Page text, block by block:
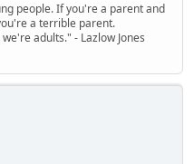
people. If you're a parent and
a terrible parent.
adults." - Lazlow Jones